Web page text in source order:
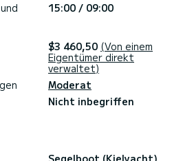
– perfect for sunbathing and
– easy access to the sea for
wheels – ultimate control and
appliances for onboard dining
from the elements
docking and maneuvering
for adventure or relaxation, this
15:00 / 09:00
$3 460,50 (Von einem
Eigentümer direkt
verwaltet)
Moderat
Nicht inbegriffen